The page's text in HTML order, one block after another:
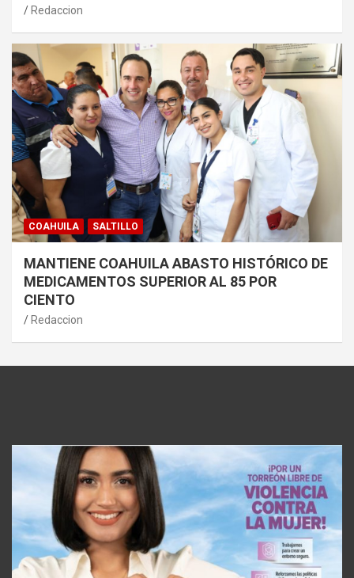
Redaccion
COAHUILA SALTILLO
MANTIENE COAHUILA ABASTO HISTÓRICO DE
MEDICAMENTOS SUPERIOR AL 85 POR
CIENTO
Redaccion